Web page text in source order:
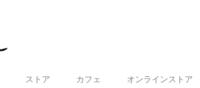
ストア カフェ オンラインストア